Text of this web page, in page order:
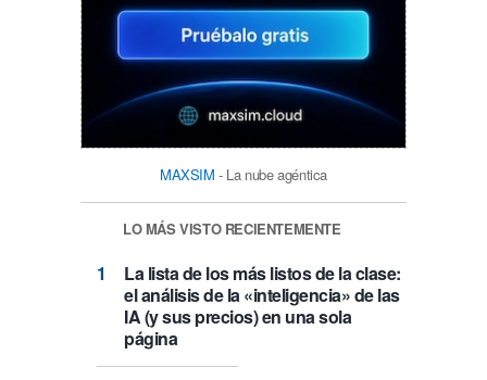
MAXSIM - La nube agéntica
LO MÁS VISTO RECIENTEMENTE
La lista de los más listos de la clase:
el análisis de la «inteligencia» de las
IA (y sus precios) en una sola
página